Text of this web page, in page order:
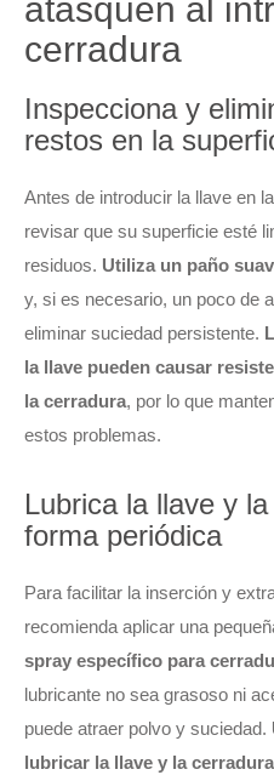
atasquen al
cerradura
Inspecciona y
restos en la
Antes de introducir la llave en
revisar que su superficie esté
residuos. Utiliza un paño
y, si es necesario, un poco de
eliminar suciedad persistente.
la llave pueden causar
la cerradura, por lo que
estos problemas.
Lubrica la llave y
forma periódica
Para facilitar la inserción y
recomienda aplicar una
spray específico para
lubricante no sea grasoso ni
puede atraer polvo y suciedad.
lubricar la llave y la